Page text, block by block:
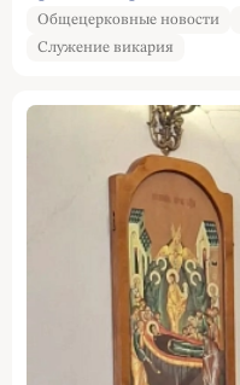
Общецерковные новости
Служение викария